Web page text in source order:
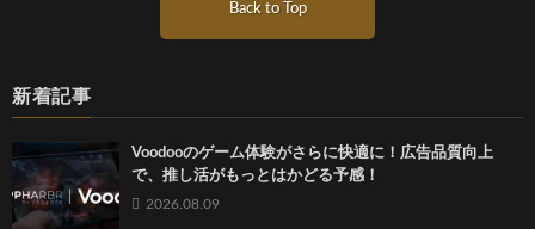
Back to Top
新着記事
Voodooのゲーム体験がさらに快適に！広告品質向上
で、推し活がもっとはかどる予感！
2026.08.09